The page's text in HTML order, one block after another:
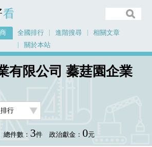
全國排行 進階搜尋
相關文章
關於本站
有限公司 蓁莛園企業
總件數： 3件 政治獻金： 0元